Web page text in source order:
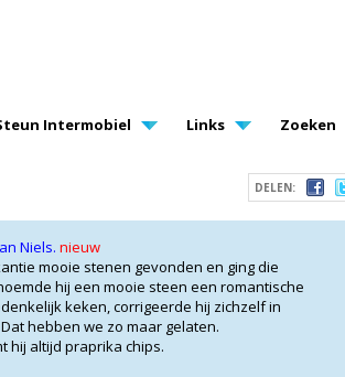
Intermobiel Links Zoeken
DELEN:
Niels. nieuw
mooie stenen gevonden en ging die
hij een mooie steen een romantische
keken, corrigeerde hij zichzelf in
hebben we zo maar gelaten.
hij altijd praprika chips.